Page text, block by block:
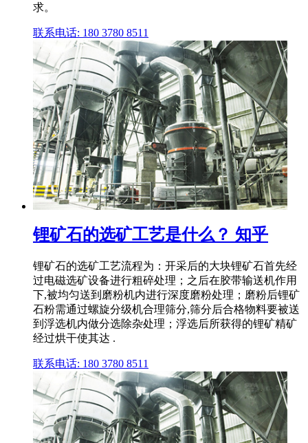
求。
联系电话: 180 3780 8511
锂矿石的选矿工艺是什么？ 知乎
锂矿石的选矿工艺流程为：开采后的大块锂矿石首先经
过电磁选矿设备进行粗碎处理；之后在胶带输送机作用
下,被均匀送到磨粉机内进行深度磨粉处理；磨粉后锂矿
石粉需通过螺旋分级机合理筛分,筛分后合格物料要被送
到浮选机内做分选除杂处理；浮选后所获得的锂矿精矿
经过烘干使其达 .
联系电话: 180 3780 8511